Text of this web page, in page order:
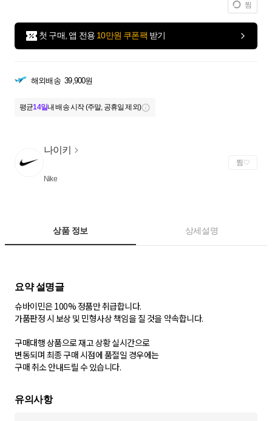
찜
첫 구매, 앱 전용 10만원 쿠폰팩 받기
해외배송 39,900원
평균14일내 배송 시작 (주말, 공휴일 제외)
나이키
Nike
찜
상품 정보 상세설명
요약 설명글
슈바이민은 100% 정품만 취급합니다.
가품판정 시 보상 및 민형사상 책임을 질 것을 약속합니다.
구매대행 상품으로 재고 상황 실시간으로
변동되며 최종 구매 시점에 품절일 경우에는
구매 취소 안내드릴 수 있습니다.
유의사항